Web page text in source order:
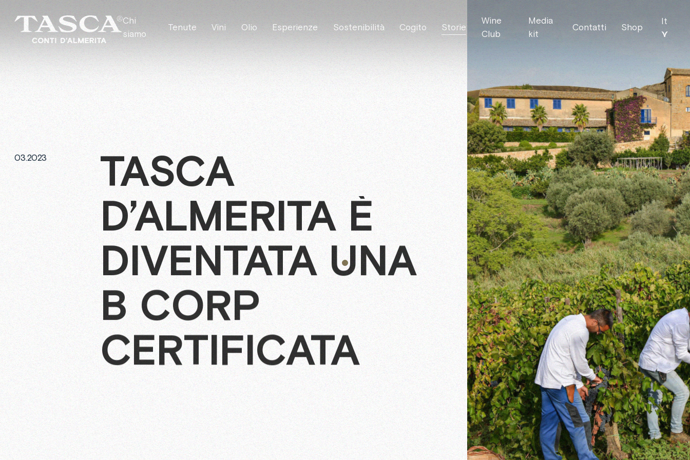
Chi
siamo
Tenute Vini Olio Esperienze Sostenibilità Cogito Storie
Wine
Club
Media
kit
Contatti Shop
It
⋎
03.2023
TASCA
D’ALMERITA È
DIVENTATA UNA
B CORP
CERTIFICATA